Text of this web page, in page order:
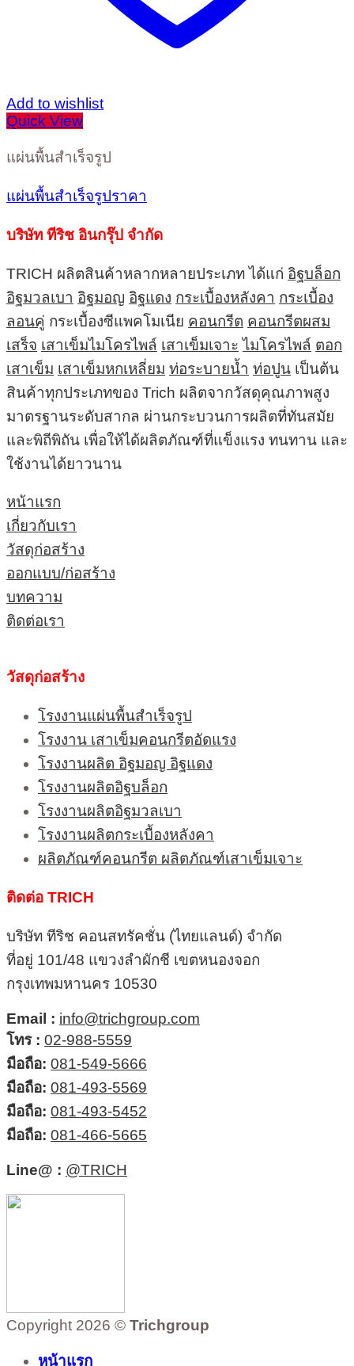
Add to wishlist
Quick View
แผ่นพื้นสำเร็จรูป
แผ่นพื้นสำเร็จรูปราคา
บริษัท ทีริช อินกรุ๊ป จำกัด
TRICH ผลิตสินค้าหลากหลายประเภท ได้แก่ อิฐบล็อก
อิฐมวลเบา อิฐมอญ อิฐแดง กระเบื้องหลังคา กระเบื้อง
ลอนคู่ กระเบื้องซีแพคโมเนีย คอนกรีต คอนกรีตผสม
เสร็จ เสาเข็มไมโครไพล์ เสาเข็มเจาะ ไมโครไพล์ ตอก
เสาเข็ม เสาเข็มหกเหลี่ยม ท่อระบายน้ำ ท่อปูน เป็นต้น
สินค้าทุกประเภทของ Trich ผลิตจากวัสดุคุณภาพสูง
มาตรฐานระดับสากล ผ่านกระบวนการผลิตที่ทันสมัย
และพิถีพิถัน เพื่อให้ได้ผลิตภัณฑ์ที่แข็งแรง ทนทาน และ
ใช้งานได้ยาวนาน
หน้าแรก
เกี่ยวกับเรา
วัสดุก่อสร้าง
ออกแบบ/ก่อสร้าง
บทความ
ติดต่อเรา
วัสดุก่อสร้าง
โรงงานแผ่นพื้นสำเร็จรูป
โรงงาน เสาเข็มคอนกรีตอัดแรง
โรงงานผลิต อิฐมอญ อิฐแดง
โรงงานผลิตอิฐบล็อก
โรงงานผลิตอิฐมวลเบา
โรงงานผลิตกระเบื้องหลังคา
ผลิตภัณฑ์คอนกรีต ผลิตภัณฑ์เสาเข็มเจาะ
ติดต่อ TRICH
บริษัท ทีริช คอนสทรัคชั่น (ไทยแลนด์) จำกัด
ที่อยู่ 101/48 แขวงลำผักชี เขตหนองจอก
กรุงเทพมหานคร 10530
Email : info@trichgroup.com
โทร : 02-988-5559
มือถือ: 081-549-5666
มือถือ: 081-493-5569
มือถือ: 081-493-5452
มือถือ: 081-466-5665
Line@ : @TRICH
Copyright 2026 © Trichgroup
หน้าแรก